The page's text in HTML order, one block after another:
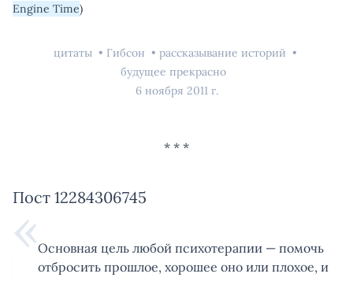
Engine Time)
цитаты Гибсон
рассказывание историй
будущее прекрасно
6 ноября 2011 г.
Пост 12284306745
Основная цель любой психотерапии — помочь
отбросить прошлое, хорошее оно или плохое, и